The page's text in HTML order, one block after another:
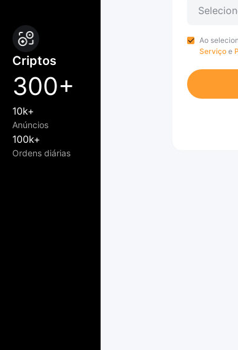
Criptos
300+
10k+
Anúncios
100k+
Ordens diárias
Ao
Serviço e